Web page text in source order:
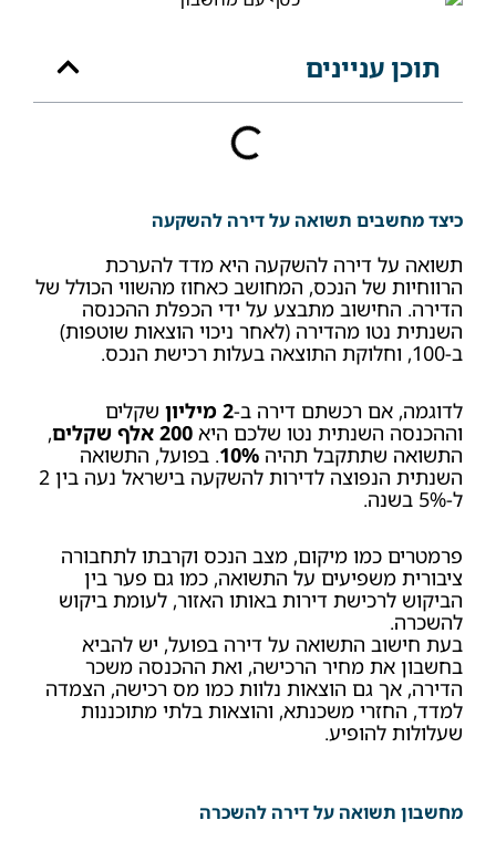
תוכן עניינים
כיצד מחשבים תשואה על דירה להשקעה
תשואה על דירה להשקעה היא מדד להערכת
הרווחיות של הנכס, המחושב כאחוז מהשווי הכולל של
הדירה. החישוב מתבצע על ידי הכפלת ההכנסה
השנתית נטו מהדירה (לאחר ניכוי הוצאות שוטפות)
ב-100, וחלוקת התוצאה בעלות רכישת הנכס.
לדוגמה, אם רכשתם דירה ב-2 מיליון
שקלים
וההכנסה השנתית נטו שלכם היא 200 אלף שקלים
,
התשואה שתתקבל תהיה 10%. בפועל, התשואה
השנתית הנפוצה לדירות להשקעה בישראל נעה בין 2
ל-5% בשנה.
פרמטרים כמו מיקום, מצב הנכס וקרבתו לתחבורה
ציבורית משפיעים על התשואה, כמו גם פער בין
הביקוש לרכישת דירות באותו האזור, לעומת ביקוש
להשכרה.
בעת חישוב התשואה על דירה בפועל, יש להביא
בחשבון את מחיר הרכישה, ואת ההכנסה משכר
הדירה, אך גם הוצאות נלוות כמו מס רכישה, הצמדה
למדד, החזרי משכנתא, והוצאות בלתי מתוכננות
שעלולות להופיע.
מחשבון תשואה על דירה להשכרה